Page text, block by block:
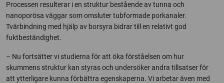
Processen resulterar i en struktur bestående av tunna och
nanoporösa väggar som omsluter tubformade porkanaler.
Tvärbindning med hjälp av borsyra bidrar till en relativt god
fuktbeständighet.
– Nu fortsätter vi studierna för att öka förståelsen om hur
skummens struktur kan styras och undersöker andra tillsatser för
att ytterligare kunna förbättra egenskaperna. Vi arbetar även med